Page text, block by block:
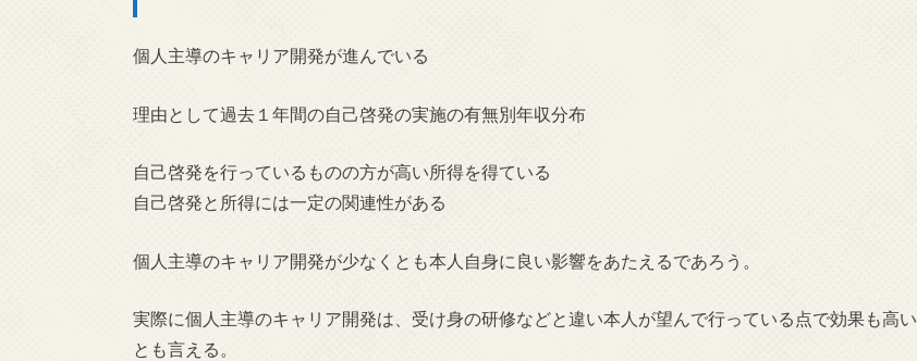
個人主導のキャリア開発が進んでいる
理由として過去１年間の自己啓発の実施の有無別年収分布
自己啓発を行っているものの方が高い所得を得ている
自己啓発と所得には一定の関連性がある
個人主導のキャリア開発が少なくとも本人自身に良い影響をあたえるであろう。
実際に個人主導のキャリア開発は、受け身の研修などと違い本人が望んで行っている点で効果も高い
とも言える。